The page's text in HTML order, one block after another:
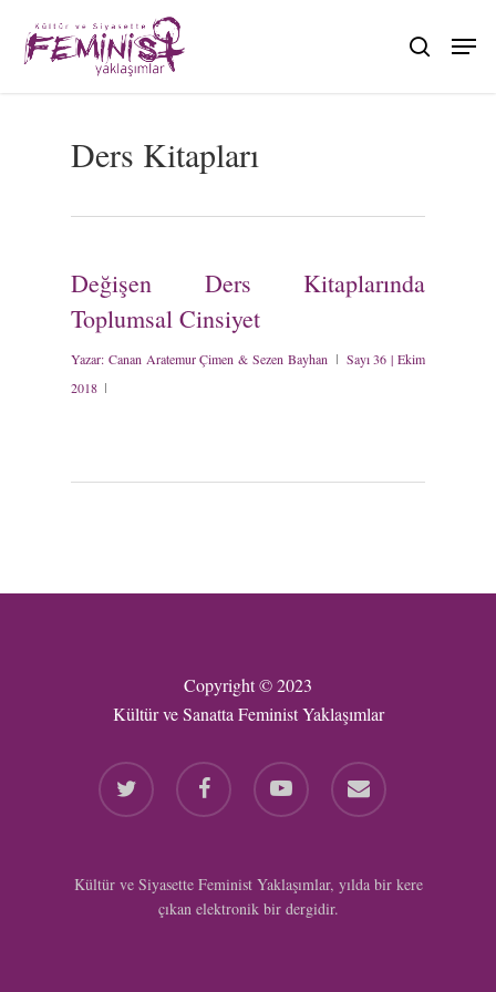
main
search
Ders Kitapları
Değişen Ders Kitaplarında
Toplumsal Cinsiyet
Yazar: Canan Aratemur Çimen & Sezen Bayhan
Sayı 36 | Ekim
2018
Copyright © 2023
Kültür ve Sanatta Feminist Yaklaşımlar
twitter facebook youtube email
Kültür ve Siyasette Feminist Yaklaşımlar, yılda bir kere
çıkan elektronik bir dergidir.